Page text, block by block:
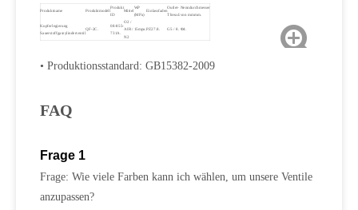
Produktname Produktmodell
Produkt
ID
Mittel
WP
(MPa)
Einlassfaden
Outlet-
Thread.
Nenndurchmesser
von mmmm.
Kupferlegierung
Sauerstoffgaszylinderventil
QF-2C.
08-855-
731A.
O2 /
AIR /
N2
15mpa.PZ27.8. G5 / 8. Φ4.
• Produktionsstandard: GB15382-2009
FAQ
Frage 1
Frage: Wie viele Farben kann ich wählen, um unsere Ventile
anzupassen?